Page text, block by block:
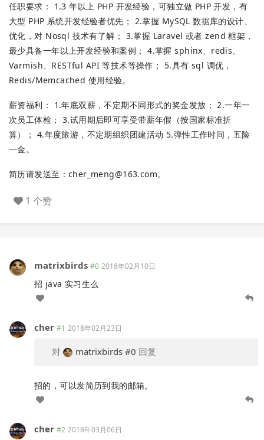
任职要求： 1.3 年以上 PHP 开发经验，可独立做 PHP 开发，有
大型 PHP 系统开发经验者优先； 2.掌握 MySQL 数据库的设计、
优化，对 Nosql 技术有了解； 3.掌握 Laravel 或者 zend 框架，
最少具备一年以上开发经验和案例； 4.掌握 sphinx、redis、
Varmish、RESTful API 等技术等操作； 5.具有 sql 调优，
Redis/Memcached 使用经验。
薪资福利： 1.年底双薪，不定期不同形式的奖金发放； 2.一年一
次员工体检； 3.试用期后即可享受带薪年假（按国家标准折
算）； 4.年度旅游，不定期组织团建活动 5.弹性工作时间，五险
一金。
简历请发送至： cher_meng@163.com。
1 个赞
matrixbirds #0 2018年02月10日
招 java 实习生么
cher #1 2018年02月23日
对 matrixbirds #0 回复
招的，可以发简历到我的邮箱。
cher #2 2018年03月06日